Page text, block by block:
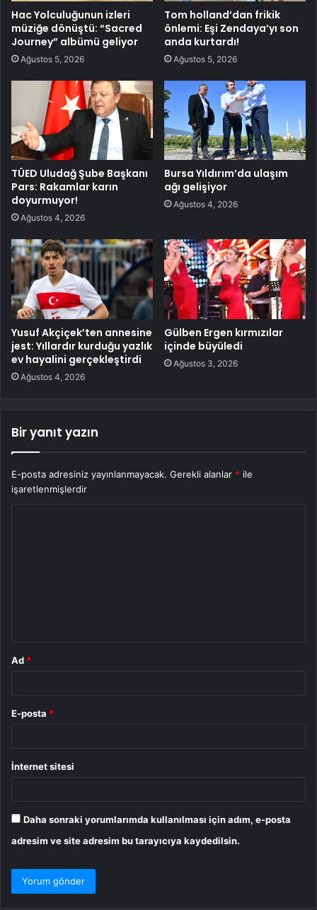
Hac Yolculuğunun izleri
müziğe dönüştü: “Sacred
Journey” albümü geliyor
Ağustos 5, 2026
Tom holland’dan frikik
önlemi: Eşi Zendaya’yı son
anda kurtardı!
Ağustos 5, 2026
TÜED Uludağ Şube Başkanı
Pars: Rakamlar karın
doyurmuyor!
Ağustos 4, 2026
Bursa Yıldırım’da ulaşım
ağı gelişiyor
Ağustos 4, 2026
Yusuf Akçiçek’ten annesine
jest: Yıllardır kurduğu yazlık
ev hayalini gerçekleştirdi
Ağustos 4, 2026
Gülben Ergen kırmızılar
içinde büyüledi
Ağustos 3, 2026
Bir yanıt yazın
E-posta adresiniz yayınlanmayacak. Gerekli alanlar * ile
işaretlenmişlerdir
Ad *
E-posta *
İnternet sitesi
Daha sonraki yorumlarımda kullanılması için adım, e-posta
adresim ve site adresim bu tarayıcıya kaydedilsin.